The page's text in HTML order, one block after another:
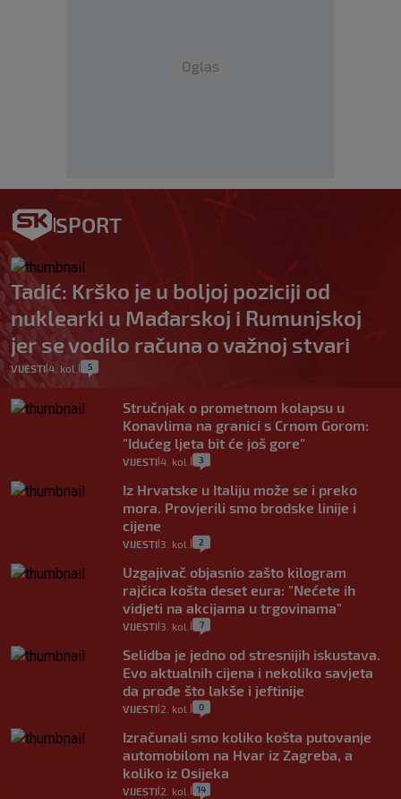
Oglas
SPORT
Tadić: Krško je u boljoj poziciji od
nuklearki u Mađarskoj i Rumunjskoj
jer se vodilo računa o važnoj stvari
VIJESTI 4. kol. 5
Stručnjak o prometnom kolapsu u
Konavlima na granici s Crnom Gorom:
"Idućeg ljeta bit će još gore"
VIJESTI 4. kol. 3
Iz Hrvatske u Italiju može se i preko
mora. Provjerili smo brodske linije i
cijene
VIJESTI 3. kol. 2
Uzgajivač objasnio zašto kilogram
rajčica košta deset eura: "Nećete ih
vidjeti na akcijama u trgovinama"
VIJESTI 3. kol. 7
Selidba je jedno od stresnijih iskustava.
Evo aktualnih cijena i nekoliko savjeta
da prođe što lakše i jeftinije
VIJESTI 2. kol. 0
Izračunali smo koliko košta putovanje
automobilom na Hvar iz Zagreba, a
koliko iz Osijeka
VIJESTI 2. kol. 14